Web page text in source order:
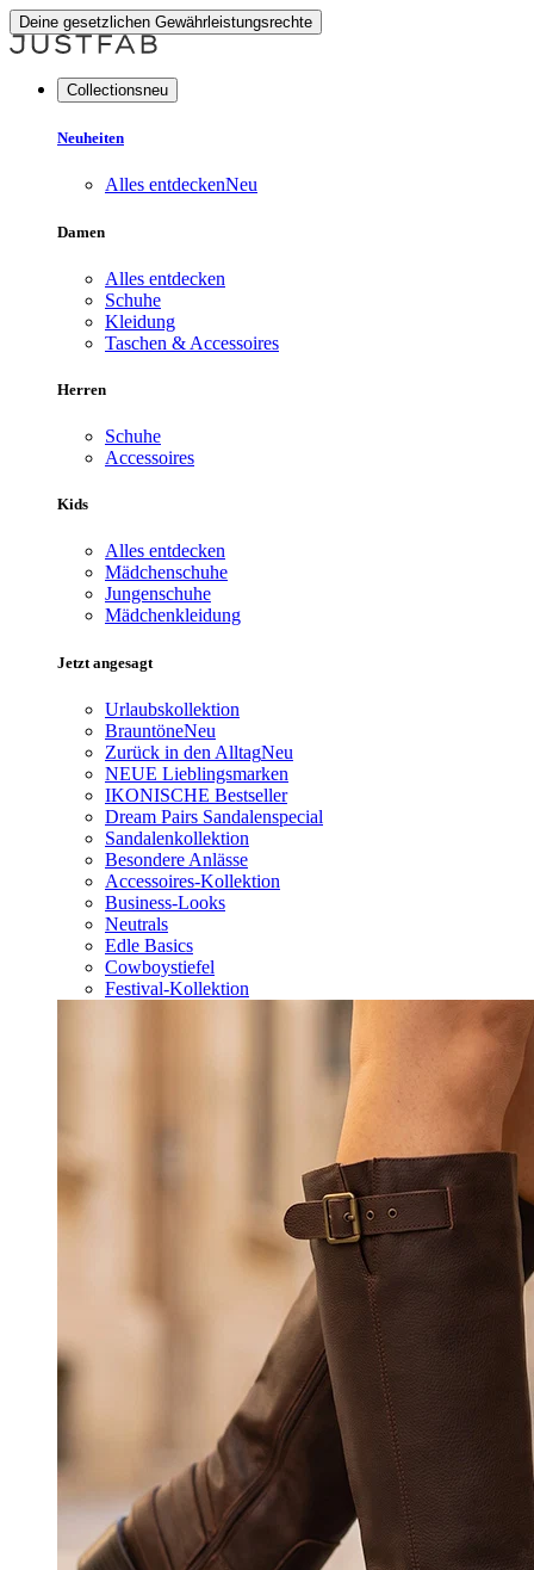
Deine gesetzlichen Gewährleistungsrechte
Collectionsneu
Neuheiten
Alles entdeckenNeu
Damen
Alles entdecken
Schuhe
Kleidung
Taschen & Accessoires
Herren
Schuhe
Accessoires
Kids
Alles entdecken
Mädchenschuhe
Jungenschuhe
Mädchenkleidung
Jetzt angesagt
Urlaubskollektion
BrauntöneNeu
Zurück in den AlltagNeu
NEUE Lieblingsmarken
IKONISCHE Bestseller
Dream Pairs Sandalenspecial
Sandalenkollektion
Besondere Anlässe
Accessoires-Kollektion
Business-Looks
Neutrals
Edle Basics
Cowboystiefel
Festival-Kollektion